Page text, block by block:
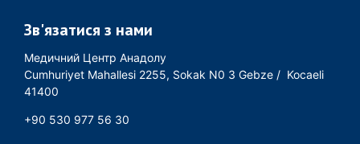
Зв'язатися з нами
Медичний Центр Анадолу
Cumhuriyet Mahallesi 2255, Sokak N0 3 Gebze / Kocaeli
41400
+90 530 977 56 30